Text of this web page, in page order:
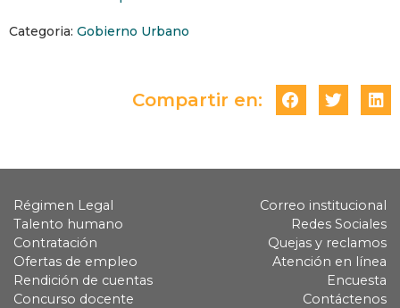
Categoria: Gobierno Urbano
Compartir en:
Régimen Legal
Talento humano
Contratación
Ofertas de empleo
Rendición de cuentas
Concurso docente
Correo institucional
Redes Sociales
Quejas y reclamos
Atención en línea
Encuesta
Contáctenos